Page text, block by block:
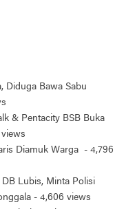
Diduga Bawa Sabu
& Pentacity BSB Buka
Diamuk Warga - 4,796
Lubis, Minta Polisi
- 4,606 views